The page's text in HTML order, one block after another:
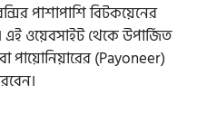
পাশাপাশি বিটকয়েনের
ওয়েবসাইট থেকে উপার্জিত
পায়োনিয়ারের (Payoneer)